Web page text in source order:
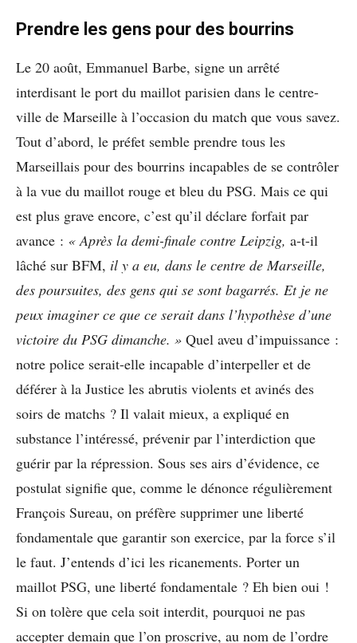
Prendre les gens pour des bourrins
Le 20 août, Emmanuel Barbe, signe un arrêté
interdisant le port du maillot parisien dans le centre-
ville de Marseille à l’occasion du match que vous savez.
Tout d’abord, le préfet semble prendre tous les
Marseillais pour des bourrins incapables de se contrôler
à la vue du maillot rouge et bleu du PSG. Mais ce qui
est plus grave encore, c’est qu’il déclare forfait par
avance : « Après la demi-finale contre Leipzig, a-t-il
lâché sur BFM, il y a eu, dans le centre de Marseille,
des poursuites, des gens qui se sont bagarrés. Et je ne
peux imaginer ce que ce serait dans l’hypothèse d’une
victoire du PSG dimanche. » Quel aveu d’impuissance :
notre police serait-elle incapable d’interpeller et de
déférer à la Justice les abrutis violents et avinés des
soirs de matchs ? Il valait mieux, a expliqué en
substance l’intéressé, prévenir par l’interdiction que
guérir par la répression. Sous ses airs d’évidence, ce
postulat signifie que, comme le dénonce régulièrement
François Sureau, on préfère supprimer une liberté
fondamentale que garantir son exercice, par la force s’il
le faut. J’entends d’ici les ricanements. Porter un
maillot PSG, une liberté fondamentale ? Eh bien oui !
Si on tolère que cela soit interdit, pourquoi ne pas
accepter demain que l’on proscrive, au nom de l’ordre